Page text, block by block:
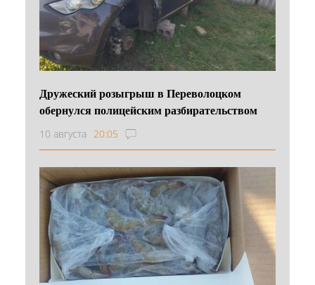
Дружеский розыгрыш в Переволоцком
обернулся полицейским разбирательством
10 августа 20:05